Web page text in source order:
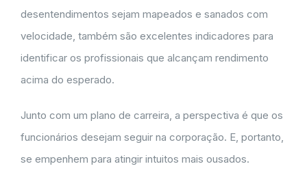
desentendimentos sejam mapeados e sanados com
velocidade, também são excelentes indicadores para
identificar os profissionais que alcançam rendimento
acima do esperado.
Junto com um plano de carreira, a perspectiva é que os
funcionários desejam seguir na corporação. E, portanto,
se empenhem para atingir intuitos mais ousados.